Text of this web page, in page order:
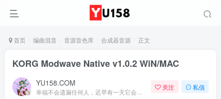
首页 编曲混音 音源音色库 合成器音源 正文
KORG Modwave Native v1.0.2 WiN/MAC
YU158.COM 关注 私信